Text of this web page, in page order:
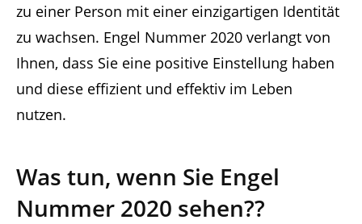
zu einer Person mit einer einzigartigen Identität
zu wachsen. Engel Nummer 2020 verlangt von
Ihnen, dass Sie eine positive Einstellung haben
und diese effizient und effektiv im Leben
nutzen.
Was tun, wenn Sie Engel
Nummer 2020 sehen??